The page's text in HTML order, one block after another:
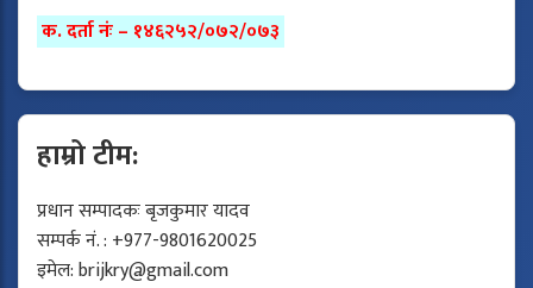
क. दर्ता नंः – १४६२५२/०७२/०७३
हाम्रो टीम:
प्रधान सम्पादकः बृजकुमार यादव
सम्पर्क नं. : +977-9801620025
इमेल:brijkry@gmail.com